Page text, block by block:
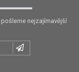
pošleme nejzajímavější